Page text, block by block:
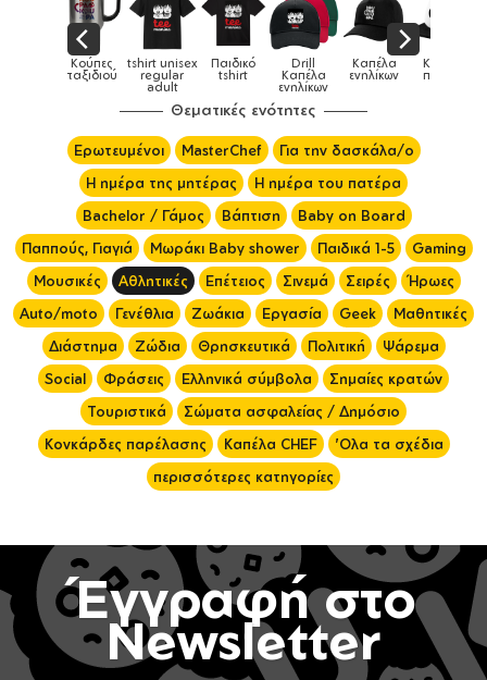
Drill
Καπέλα
Καπέλα
ενηλίκων
Καπέλα
παιδικά Κούπες Κούπες
ειδικές
Θεματικές ενότητες
Ερωτευμένοι MasterChef
Για την δασκάλα/ο
Η ημέρα της μητέρας
Η ημέρα του πατέρα
Bachelor / Γάμος
Βάπτιση
Baby on Board
Παππούς, Γιαγιά
Μωράκι Baby shower Παιδικά 1-5
Gaming
Μουσικές
Αθλητικές Επέτειος Σινεμά Σειρές
Ήρωες
Auto/moto
Γενέθλια Ζωάκια Εργασία Geek
Μαθητικές
Διάστημα
Ζώδια Θρησκευτικά Πολιτική
Ψάρεμα
Social
Φράσεις Ελληνικά σύμβολα
Σημαίες κρατών
Τουριστικά
Σώματα ασφαλείας / Δημόσιο
Κονκάρδες παρέλασης
Καπέλα CHEF
'Ολα τα σχέδια
περισσότερες κατηγορίες
Έγγραφή στο
Newsletter